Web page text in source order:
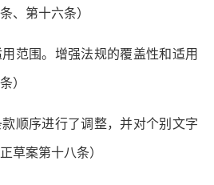
、第十六条）
范围。 增强法规的覆盖性和适用
）
序进行了调整，并对个别文字
草案第十八条）